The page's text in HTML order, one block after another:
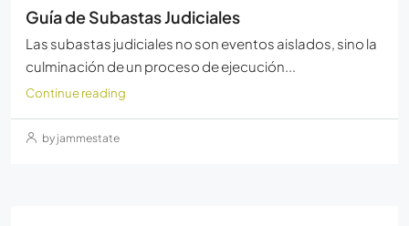
Guía de Subastas Judiciales
Las subastas judiciales no son eventos aislados, sino la
culminación de un proceso de ejecución...
Continue reading
by jammestate